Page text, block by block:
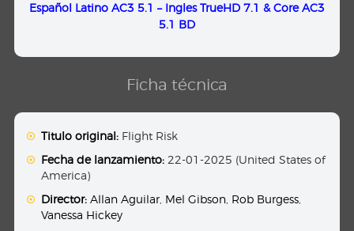
Español Latino AC3 5.1 – Ingles TrueHD 7.1 & Core AC3
5.1 BD
Ficha técnica
Titulo original: Flight Risk
Fecha de lanzamiento: 22-01-2025 (United States of
America)
Director: Allan Aguilar Mel Gibson Rob Burgess
Vanessa Hickey